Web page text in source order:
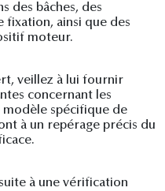
des bâches, des
fixation, ainsi que des
moteur.
veillez à lui fournir
concernant les
spécifique de
à un repérage précis du
à une vérification